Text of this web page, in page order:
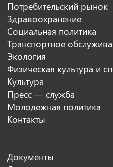
Потребительский рынок
Здравоохранение
Социальная политика
Транспортное
Экология
Физическая культура и
Культура
Пресс — служба
Молодежная политика
Контакты
Документы